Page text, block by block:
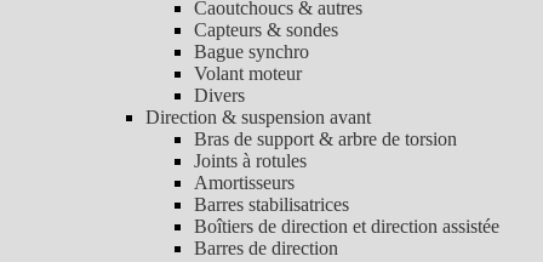
Caoutchoucs & autres
Capteurs & sondes
Bague synchro
Volant moteur
Divers
Direction & suspension avant
Bras de support & arbre de torsion
Joints à rotules
Amortisseurs
Barres stabilisatrices
Boîtiers de direction et direction assistée
Barres de direction